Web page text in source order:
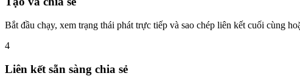
Bắt đầu chạy, xem trạng thái phát trực tiếp và sao chép liên kết cuối cùng
4
Liên kết sẵn sàng chia sẻ